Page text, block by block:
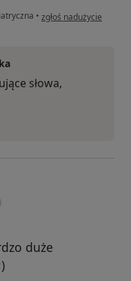
• w opinii użytkownika
zgłoś nadużycie
słowa,
duże